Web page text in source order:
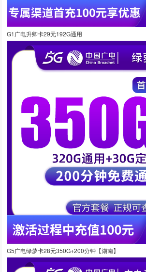
G1广电升卿卡29元192G通用
G5广电绿萝卡28元350G+200分钟【湖南】